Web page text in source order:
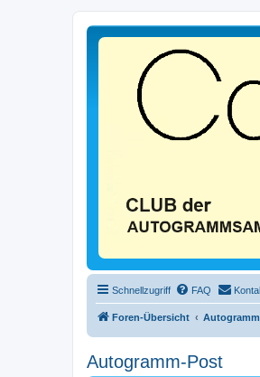
Schnellzugriff FAQ
Foren-Übersicht
Autogramm-Post